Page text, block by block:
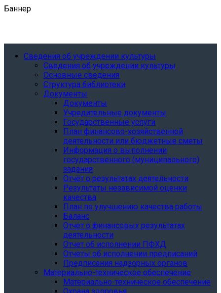
Баннер
Сведения об учреждении культуры
Сведения об учреждении культуры
Основные сведения
Структура библиотеки
Документы
Документы
Учредительные документы
Государственные услуги
План финансово-хозяйственной
деятельности или бюджетные сметы
Информация о выполнении
государственного (муниципального)
задания
Отчёт о результатах деятельности
Результаты независимой оценки
качества
План по улучшению качества работы
Баланс
Отчет о финансовых результатах
деятельности
Отчет об исполнении ПФХД
Отчеты об исполнении предписаний
Предписания надзорных органов
Материально-техническое обеспечение
Материально-техническое обеспечение